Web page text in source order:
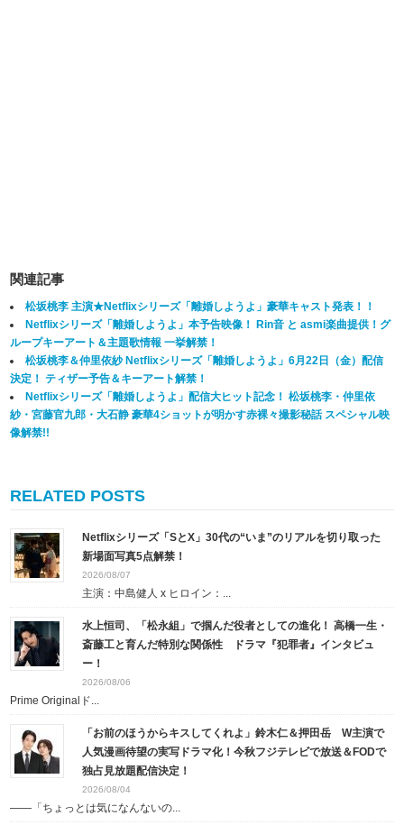
関連記事
松坂桃李 主演★Netflixシリーズ「離婚しようよ」豪華キャスト発表！！
Netflixシリーズ「離婚しようよ」本予告映像！ Rin音 と asmi楽曲提供！グ
ループキーアート＆主題歌情報 一挙解禁！
松坂桃李＆仲里依紗 Netflixシリーズ「離婚しようよ」6月22日（金）配信
決定！ ティザー予告＆キーアート解禁！
Netflixシリーズ「離婚しようよ」配信大ヒット記念！ 松坂桃李・仲里依
紗・宮藤官九郎・大石静 豪華4ショットが明かす赤裸々撮影秘話スペシャル映
像解禁!!
RELATED POSTS
Netflixシリーズ「SとX」30代の“いま”のリアルを切り取った
新場面写真5点解禁！
2026/08/07
主演：中島健人 x ヒロイン：...
水上恒司、「松永組」で掴んだ役者としての進化！ 高橋一生・
斎藤工と育んだ特別な関係性 ドラマ『犯罪者』インタビュ
ー！
2026/08/06
Prime Originalド...
「お前のほうからキスしてくれよ」鈴木仁＆押田岳 W主演で
人気漫画待望の実写ドラマ化！今秋フジテレビで放送＆FODで
独占見放題配信決定！
2026/08/04
――「ちょっとは気になんないの...